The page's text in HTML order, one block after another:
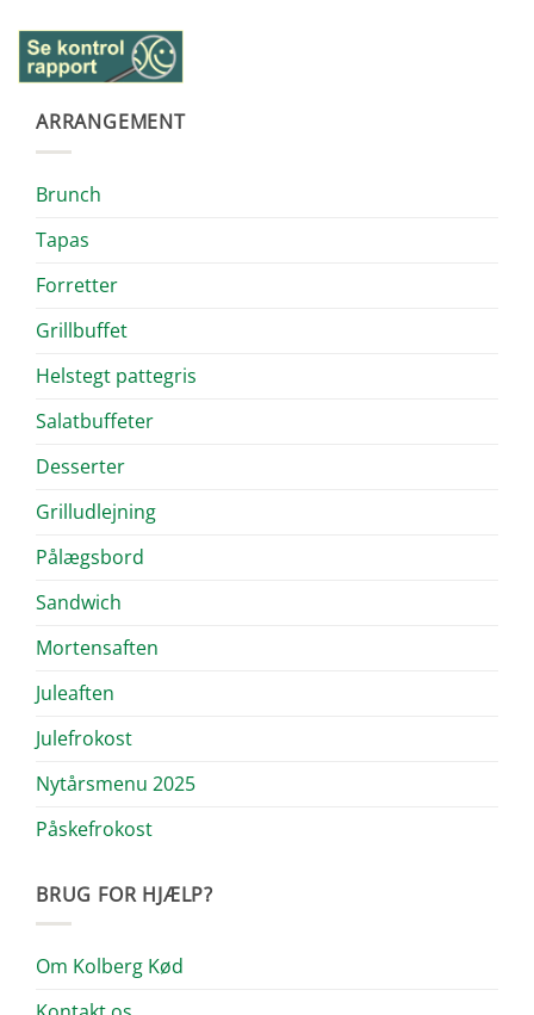
ARRANGEMENT
Brunch
Tapas
Forretter
Grillbuffet
Helstegt pattegris
Salatbuffeter
Desserter
Grilludlejning
Pålægsbord
Sandwich
Mortensaften
Juleaften
Julefrokost
Nytårsmenu 2025
Påskefrokost
BRUG FOR HJÆLP?
Om Kolberg Kød